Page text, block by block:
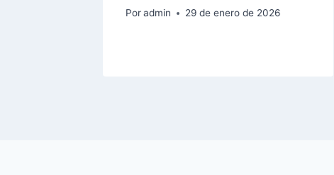
Poradmin 29 de enero de 2026